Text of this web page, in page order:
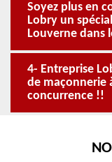
Soyez plus en
Lobry un
Louverne dans
4- Entreprise
de maçonnerie
concurrence !!